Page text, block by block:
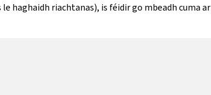
haghaidh riachtanas), is féidir go mbeadh cuma ar